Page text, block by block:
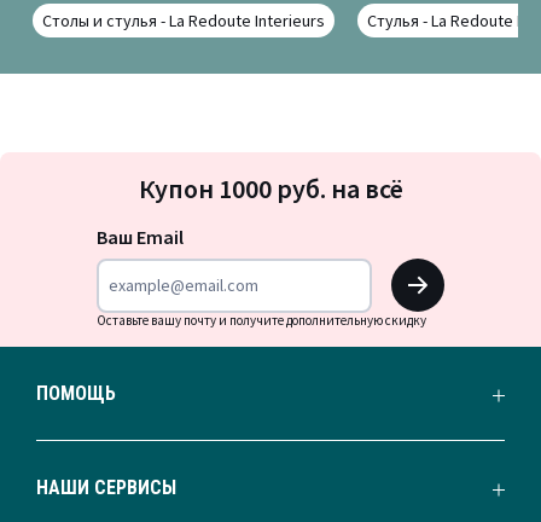
Столы и стулья - La Redoute Interieurs Стулья - La Redoute
на
Купон 1000 руб. на всё
Ваш Email
OK
Оставьте вашу почту и получите дополнительную скидку
ПОМОЩЬ
НАШИ СЕРВИСЫ